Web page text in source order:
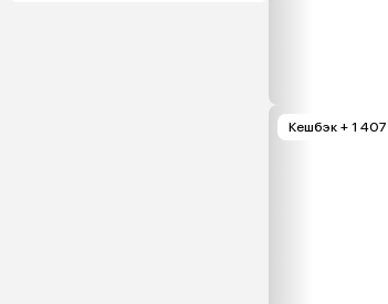
Кешбэк + 1 407